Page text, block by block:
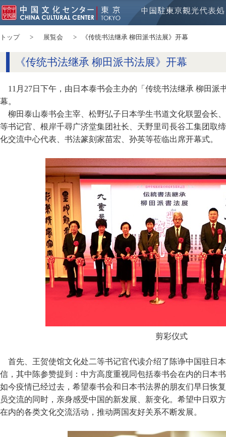
トップ 展覧会 《传统书法继承 柳田派书法展》开幕
《传统书法继承 柳田派书法展》开幕
11月27日下午，由日本泰书会主办的「传统书法继承 柳田派
幕。
柳田泰山泰书会主宰、松野弘子日本学生书道文化联盟会长
等书记官、根岸千尋广济堂集团社长、天野里司長谷工集团取
化交流中心代表、书法篆刻家苗宏、孙英等莅临出席开幕式。
剪彩仪式
首先、王贺使馆文化处二等书记官代读介绍了陈诤中国驻日
信，其中陈参赞提到：中方高度重视同包括泰书会在内的日本
如今疫情已经过去，希望泰书会和日本书法界的朋友们早日恢
员交流的同时，亲身感受中国的新发展、新变化。希望中日双
在内的各类文化交流活动，推动两国友好关系不断发展。